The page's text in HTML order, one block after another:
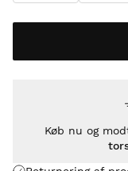
Køb nu og